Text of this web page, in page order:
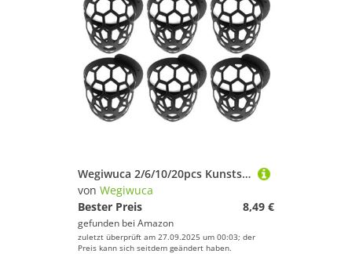
Wegiwuca 2/6/10/20pcs Kunststoff Billard Nettobadetisch Tasche Billard Korb Droptaschen Billard Speicherkorb Einfach Zu Bedienen
von Wegiwuca
Bester Preis
8,49 €
gefunden bei Amazon
zuletzt überprüft am 27.09.2025 um 00:03; der
Preis kann sich seitdem geändert haben.